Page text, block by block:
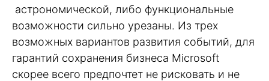
астрономической, либо функциональные
возможности сильно урезаны. Из трех
возможных вариантов развития событий, для
гарантий сохранения бизнеса Microsoft
скорее всего предпочтет не рисковать и не